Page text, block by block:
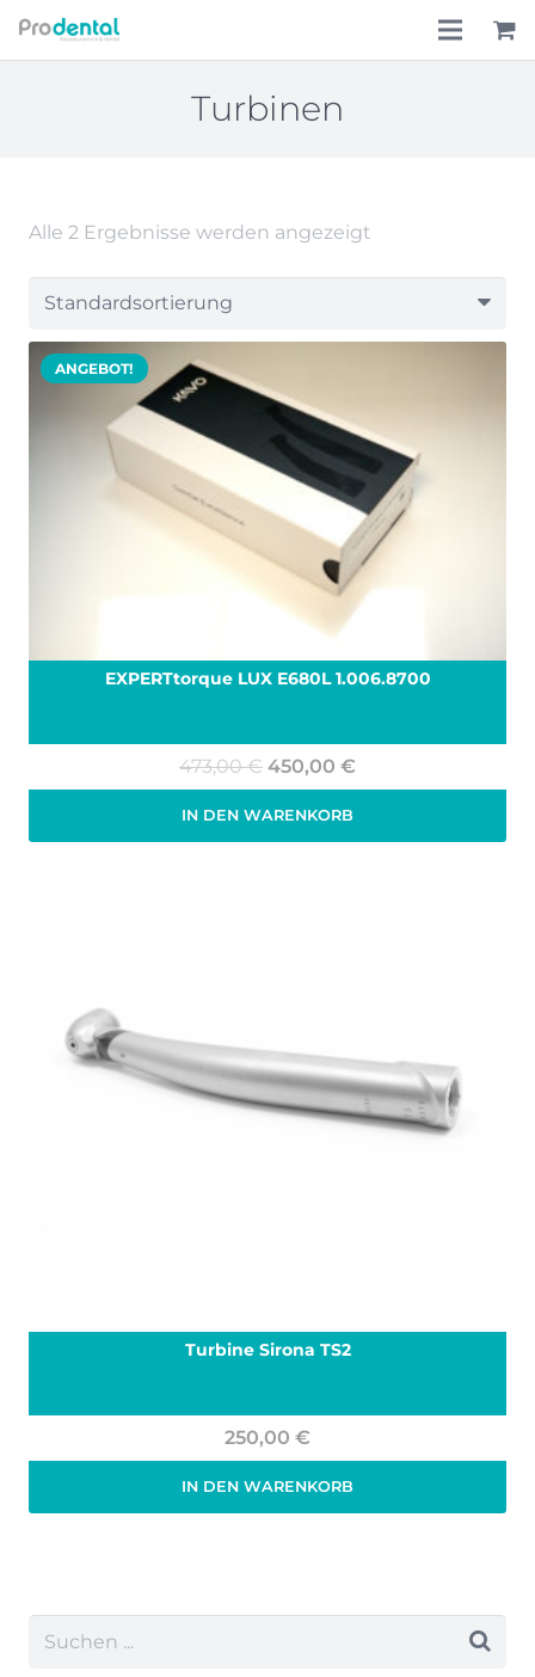
Aktionen
Turbinen
Alle 2 Ergebnisse werden angezeigt
ANGEBOT!
EXPERTtorque LUX E680L 1.006.8700
473,00€ Ursprünglicher
Preis
war:
473,00 €
450,00 €
Preis
450,00 €.
Zzgl. 19% MwSt.
IN DEN WARENKORB
Turbine Sirona TS2
250,00 €
Zzgl. 19% MwSt.
IN DEN WARENKORB